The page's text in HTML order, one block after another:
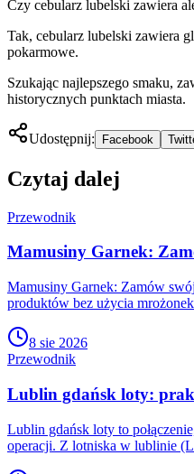
Czy cebularz lubelski zawiera
Tak, cebularz lubelski zawiera
pokarmowe.
Szukając najlepszego smaku,
historycznych punktach miasta.
Udostępnij: Facebook
Czytaj dalej
Przewodnik
Mamusiny Garnek:
Mamusiny Garnek: Zamów
produktów bez użycia
8 sie 2026
Przewodnik
Lublin gdańsk loty:
Lublin gdańsk loty to
operacji. Z lotniska w lublinie